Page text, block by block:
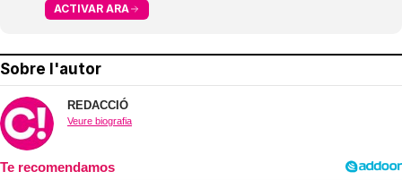
ACTIVAR ARA
Sobre l'autor
REDACCIÓ
Veure biografia